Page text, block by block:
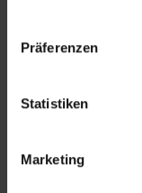
Präferenzen
Statistiken
Marketing